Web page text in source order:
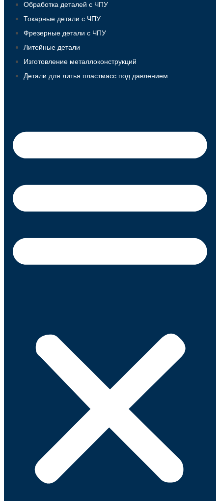
Обработка деталей с ЧПУ
Токарные детали с ЧПУ
Фрезерные детали с ЧПУ
Литейные детали
Изготовление металлоконструкций
Детали для литья пластмасс под давлением